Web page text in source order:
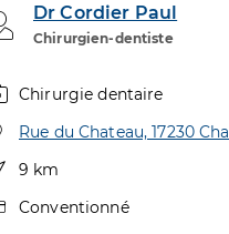
Dr Cordier Paul
Chirurgien-dentiste
Professionel de
Chirurgie dentaire
Adresse
Rue du Chateau, 17230
Distance
9 km
Type de convention
Conventionné